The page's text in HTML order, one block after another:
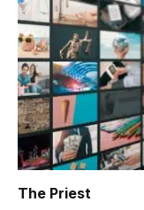
The Priest